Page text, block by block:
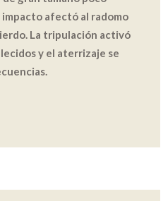
impacto afectó al radomo
La tripulación activó
y el aterrizaje se